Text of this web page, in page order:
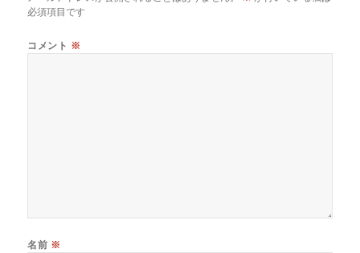
必須項目です
コメント ※
名前 ※